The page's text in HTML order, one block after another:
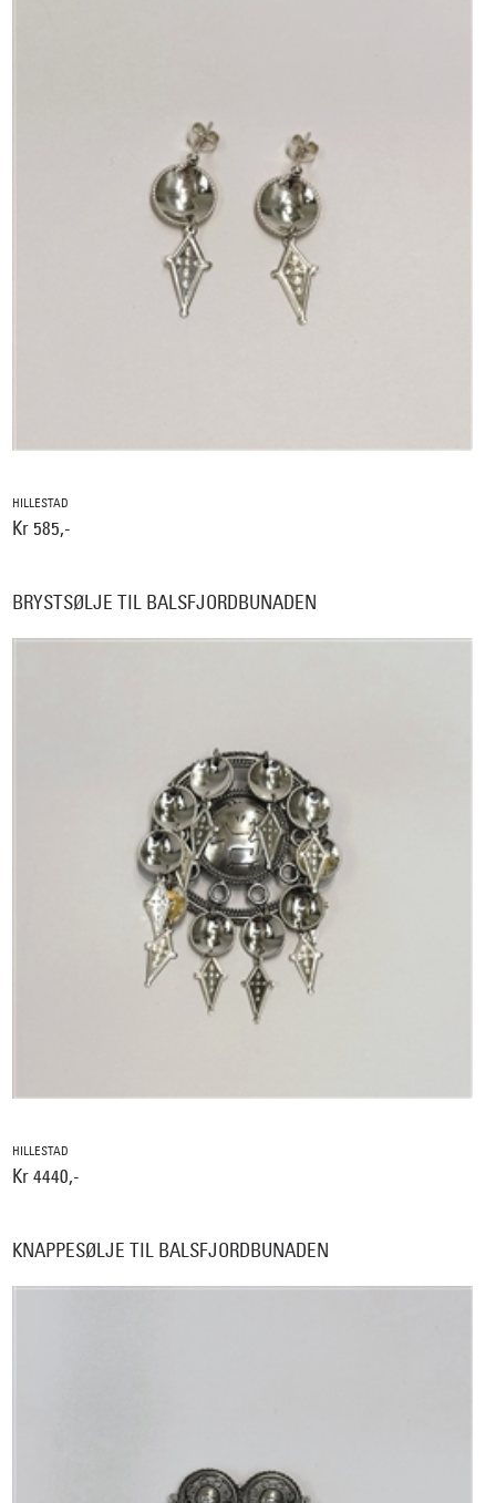
HILLESTAD
Kr 585,-
BRYSTSØLJE TIL BALSFJORDBUNADEN
HILLESTAD
Kr 4440,-
KNAPPESØLJE TIL BALSFJORDBUNADEN